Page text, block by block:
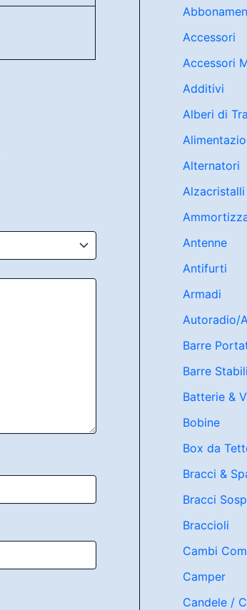
Accessori
Accessori
Additivi
Alberi di
Alternatori
Alzacristalli
Antenne
Antifurti
Armadi
Autoradio/
Barre
Barre
Batterie &
Bobine
Box da
Bracci &
Bracci
Braccioli
Cambi
Camper
Candele /